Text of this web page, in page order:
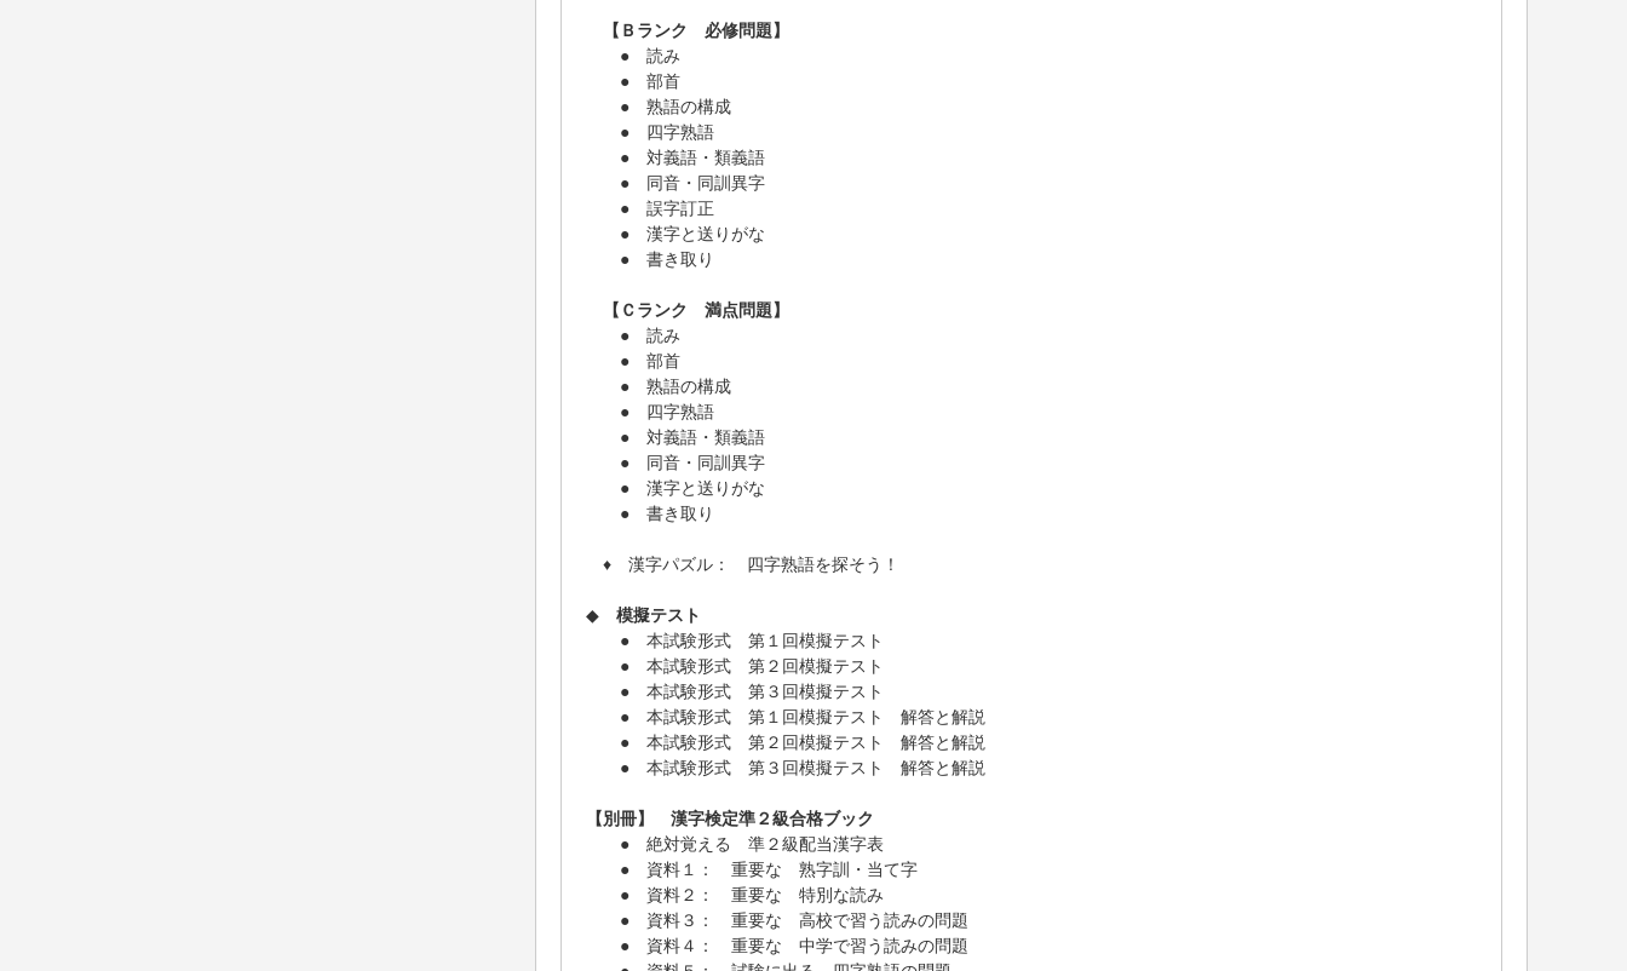
【Ｂランク 必修問題】
● 読み
● 部首
● 熟語の構成
● 四字熟語
● 対義語・類義語
● 同音・同訓異字
● 誤字訂正
● 漢字と送りがな
● 書き取り
【Ｃランク 満点問題】
● 読み
● 部首
● 熟語の構成
● 四字熟語
● 対義語・類義語
● 同音・同訓異字
● 漢字と送りがな
● 書き取り
♦ 漢字パズル： 四字熟語を探そう！
◆ 模擬テスト
● 本試験形式 第１回模擬テスト
● 本試験形式 第２回模擬テスト
● 本試験形式 第３回模擬テスト
● 本試験形式 第１回模擬テスト 解答と解説
● 本試験形式 第２回模擬テスト 解答と解説
● 本試験形式 第３回模擬テスト 解答と解説
【別冊】 漢字検定準２級合格ブック
● 絶対覚える 準２級配当漢字表
● 資料１： 重要な 熟字訓・当て字
● 資料２： 重要な 特別な読み
● 資料３： 重要な 高校で習う読みの問題
● 資料４： 重要な 中学で習う読みの問題